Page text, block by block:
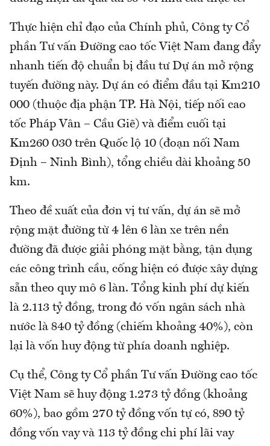
Thực hiện chỉ đạo của Chính phủ, Công ty Cổ
phần Tư vấn Đường cao tốc Việt Nam đang đẩy
nhanh tiến độ chuẩn bị đầu tư Dự án mở rộng
tuyến đường này. Dự án có điểm đầu tại Km210
000 (thuộc địa phận TP. Hà Nội, tiếp nối cao
tốc Pháp Vân – Cầu Giẽ) và điểm cuối tại
Km260 030 trên Quốc lộ 10 (đoạn nối Nam
Định – Ninh Bình), tổng chiều dài khoảng 50
km.
Theo đề xuất của đơn vị tư vấn, dự án sẽ mở
rộng mặt đường từ 4 lên 6 làn xe trên nền
đường đã được giải phóng mặt bằng, tận dụng
các công trình cầu, cống hiện có được xây dựng
sẵn theo quy mô 6 làn. Tổng kinh phí dự kiến
là 2.113 tỷ đồng, trong đó vốn ngân sách nhà
nước là 840 tỷ đồng (chiếm khoảng 40%), còn
lại là vốn huy động từ phía doanh nghiệp.
Cụ thể, Công ty Cổ phần Tư vấn Đường cao tốc
Việt Nam sẽ huy động 1.273 tỷ đồng (khoảng
60%), bao gồm 270 tỷ đồng vốn tự có, 890 tỷ
đồng vốn vay và 113 tỷ đồng chi phí lãi vay